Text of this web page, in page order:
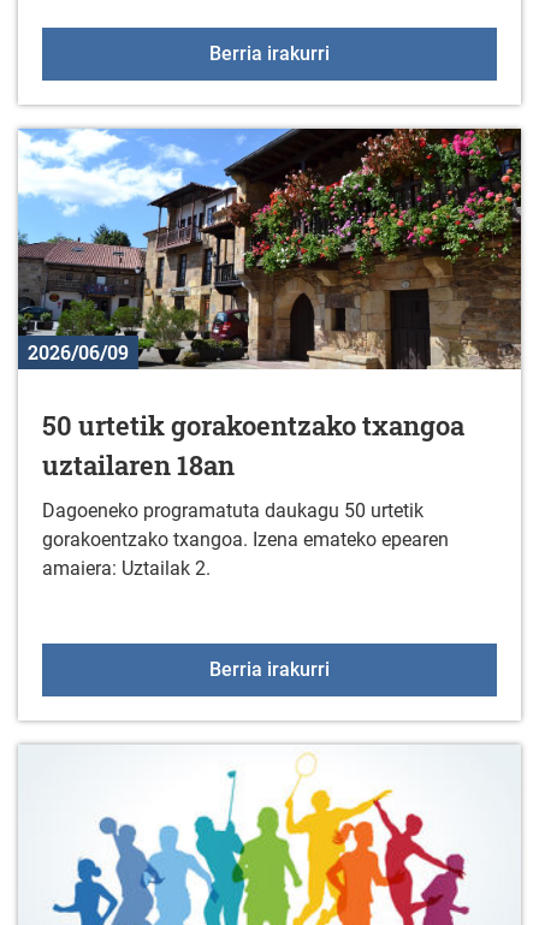
Berria irakurri
2026/06/09
50 urtetik gorakoentzako txangoa
uztailaren 18an
Dagoeneko programatuta daukagu 50 urtetik
gorakoentzako txangoa. Izena emateko epearen
amaiera: Uztailak 2.
Berria irakurri